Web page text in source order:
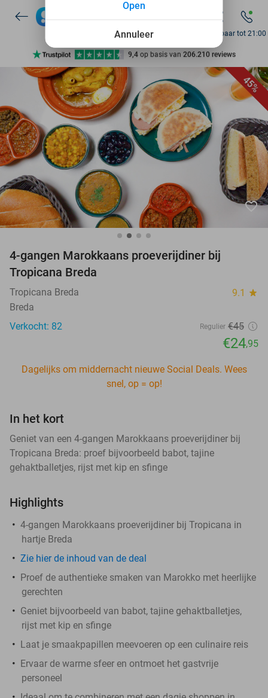
7 dagen per week beschikbaar
10+ miljoen leden
9,4 op basis van 206.210 reviews
Ontdek 15.000+ deals
7 dagen per week beschikbaar
10+ miljoen leden
Bereikbaar tot 21:00
45%
favorite_border
4-gangen Marokkaans proeverijdiner bij
Tropicana Breda
Tropicana Breda 9.1 star
Breda
Verkocht: 82
Regulier €45
€24,95
Dagelijks om middernacht nieuwe Social Deals. Wees
snel, op = op!
In het kort
Geniet van een 4-gangen Marokkaans proeverijdiner bij
Tropicana Breda: proef bijvoorbeeld babot, tajine
gehaktballetjes, rijst met kip en sfinge
Highlights
4-gangen Marokkaans proeverijdiner bij Tropicana in
hartje Breda
Zie hier de inhoud van de deal
Proef de authentieke smaken van Marokko met heerlijke
gerechten
Geniet bijvoorbeeld van babot, tajine gehaktballetjes,
rijst met kip en sfinge
Laat je smaakpapillen meevoeren op een culinaire reis
Ervaar de warme sfeer en ontmoet het gastvrije
personeel
Annuleer
Open